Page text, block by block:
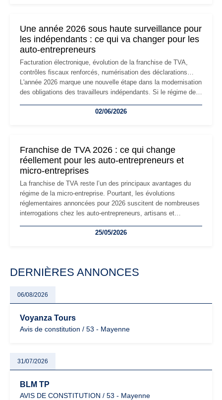
Une année 2026 sous haute surveillance pour
les indépendants : ce qui va changer pour les
auto-entrepreneurs
Facturation électronique, évolution de la franchise de TVA,
contrôles fiscaux renforcés, numérisation des déclarations…
L'année 2026 marque une nouvelle étape dans la modernisation
des obligations des travailleurs indépendants. Si le régime de
les auto-entrepreneurs devront s'adapter à un environnement
02/06/2026
Franchise de TVA 2026 : ce qui change
réellement pour les auto-entrepreneurs et
micro-entreprises
La franchise de TVA reste l’un des principaux avantages du
régime de la micro-entreprise. Pourtant, les évolutions
réglementaires annoncées pour 2026 suscitent de nombreuses
interrogations chez les auto-entrepreneurs, artisans et
facturation ou risque de bascule vers la TVA : les règles
25/05/2026
DERNIÈRES ANNONCES
06/08/2026
Voyanza Tours
Avis de constitution / 53 - Mayenne
31/07/2026
BLM TP
AVIS DE CONSTITUTION / 53 - Mayenne